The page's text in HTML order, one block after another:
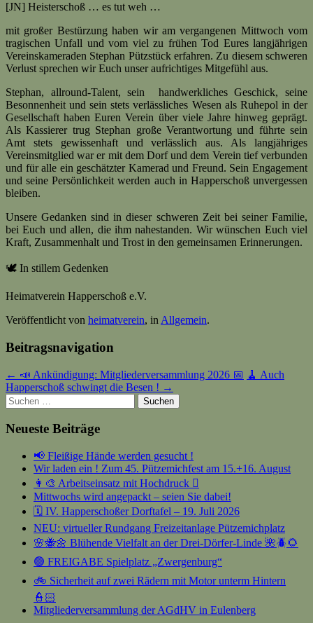
[JN] Heisterschoß … es tut weh …
mit großer Bestürzung haben wir am vergangenen Mittwoch vom
tragischen Unfall und vom viel zu frühen Tod Eures langjährigen
Vereinskameraden Stephan Pützstück erfahren. Zu diesem schweren
Verlust sprechen wir Euch unser aufrichtiges Mitgefühl aus.
Stephan, allround-Talent, sein handwerkliches Geschick, seine
Besonnenheit und sein stets verlässliches Wesen als Ruhepol in der
Gesellschaft haben Euren Verein über viele Jahre hinweg geprägt.
Als Kassierer trug Stephan große Verantwortung und führte sein
Amt stets gewissenhaft und verlässlich aus. Als langjähriges
Vereinsmitglied war er mit dem Dorf und dem Verein tief verbunden
und für alle ein geschätzter Kamerad und Freund. Sein Engagement
und seine Persönlichkeit werden auch in Happerschoß unvergessen
bleiben.
Unsere Gedanken sind in dieser schweren Zeit bei seiner Familie,
bei Euch und allen, die ihm nahestanden. Wir wünschen Euch viel
Kraft, Zusammenhalt und Trost in den gemeinsamen Erinnerungen.
🕊️ In stillem Gedenken
Heimatverein Happerschoß e.V.
Veröffentlicht von heimatverein, in Allgemein.
Beitragsnavigation
← 📣 Ankündigung: Mitgliederversammlung 2026 📅 🧹 Auch
Happerschoß schwingt die Besen ! →
Suchen
nach:
Neueste Beiträge
📢 Fleißige Hände werden gesucht !
Wir laden ein ! Zum 45. Pützemichfest am 15.+16. August
👩‍🎨 Arbeitseinsatz mit Hochdruck 🫟
Mittwochs wird angepackt – seien Sie dabei!
🗓️ IV. Happerschoßer Dorftafel – 19. Juli 2026
NEU: virtueller Rundgang Freizeitanlage Pützemichplatz
🌸🐝🌼 Blühende Vielfalt an der Drei-Dörfer-Linde 🌺🪲🌻
🟢 FREIGABE Spielplatz „Zwergenburg“
🚲 Sicherheit auf zwei Rädern mit Motor unterm Hintern
👮🏻
Mitgliederversammlung der AGdHV in Eulenberg